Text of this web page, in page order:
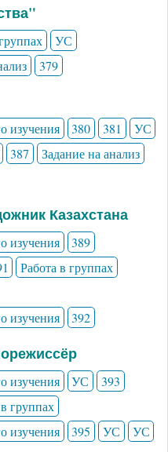
УС
379
изучения 380 381
УС
387
Задание на анализ
Казахстана
изучения
389
Работа в группах
изучения
392
изучения УС
393
группах
изучения
395 УС УС